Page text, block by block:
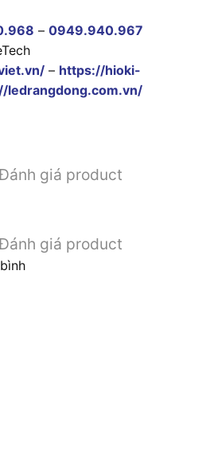
– 0949.940.967
– https://hioki-
ledrangdong.com.vn/
giá product
giá product